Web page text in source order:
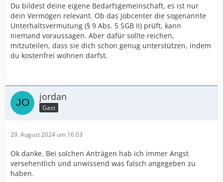
Du bildest deine eigene Bedarfsgemeinschaft, es ist nur
dein Vermögen relevant. Ob das Jobcenter die sogenannte
Unterhaltsvermutung (§ 9 Abs. 5 SGB II) prüft, kann
niemand voraussagen. Aber dafür sollte reichen,
mitzuteilen, dass sie dich schon genug unterstützen, indem
du kostenfrei wohnen darfst.
jordan
Gast
29. August 2024 um 16:03
Ok danke. Bei solchen Anträgen hab ich immer Angst
versehentlich und unwissend was falsch angegeben zu
haben.